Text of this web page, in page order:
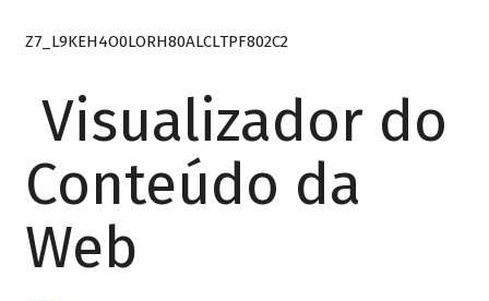
Z7_L9KEH4O0LORH80ALCLTPF802C2
Visualizador do
Conteúdo da
Web